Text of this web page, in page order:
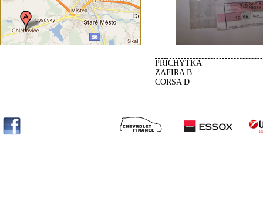
PŘÍCHYTKA
ZAFIRA B
CORSA D